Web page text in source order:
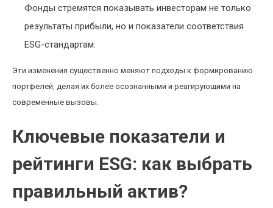
Фонды стремятся показывать инвесторам не только
результаты прибыли, но и показатели соответствия
ESG-стандартам.
Эти изменения существенно меняют подходы к формированию
портфелей, делая их более осознанными и реагирующими на
современные вызовы.
Ключевые показатели и
рейтинги ESG: как выбрать
правильный актив?